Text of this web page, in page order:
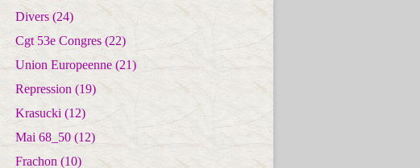
Divers (24)
Cgt 53e Congres (22)
Union Europeenne (21)
Repression (19)
Krasucki (12)
Mai 68_50 (12)
Frachon (10)